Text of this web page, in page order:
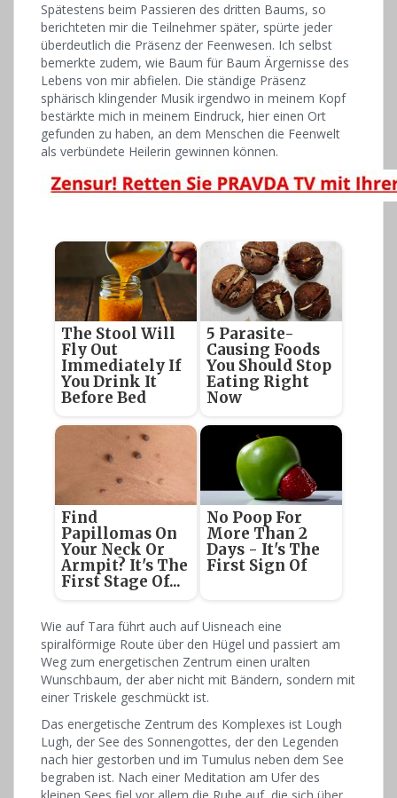
Spätestens beim Passieren des dritten Baums, so
berichteten mir die Teilnehmer später, spürte jeder
überdeutlich die Präsenz der Feenwesen. Ich selbst
bemerkte zudem, wie Baum für Baum Ärgernisse des
Lebens von mir abfielen. Die ständige Präsenz
sphärisch klingender Musik irgendwo in meinem Kopf
bestärkte mich in meinem Eindruck, hier einen Ort
gefunden zu haben, an dem Menschen die Feenwelt
als verbündete Heilerin gewinnen können.
The Stool Will
Fly Out
Immediately If
You Drink It
Before Bed
5 Parasite-
Causing Foods
You Should Stop
Eating Right
Now
Find
Papillomas On
Your Neck Or
Armpit? It's The
First Stage Of...
No Poop For
More Than 2
Days - It's The
First Sign Of
Wie auf Tara führt auch auf Uisneach eine
spiralförmige Route über den Hügel und passiert am
Weg zum energetischen Zentrum einen uralten
Wunschbaum, der aber nicht mit Bändern, sondern mit
einer Triskele geschmückt ist.
Das energetische Zentrum des Komplexes ist Lough
Lugh, der See des Sonnengottes, der den Legenden
nach hier gestorben und im Tumulus neben dem See
begraben ist. Nach einer Meditation am Ufer des